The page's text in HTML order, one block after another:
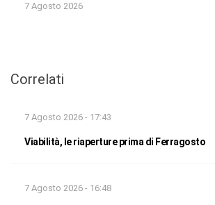
7 Agosto 2026
Correlati
7 Agosto 2026 - 17:43
Viabilità, le riaperture prima di Ferragosto
7 Agosto 2026 - 16:48